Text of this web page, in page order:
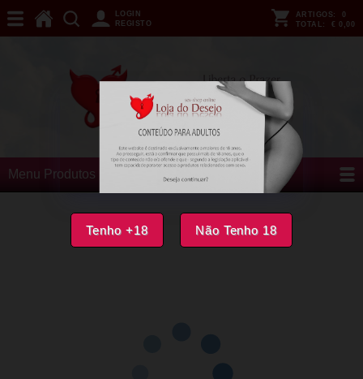
Tenho +18 Não Tenho 18
LOGIN
REGISTO
ARTIGOS:
0
TOTAL: € 0,00
Menu Produtos